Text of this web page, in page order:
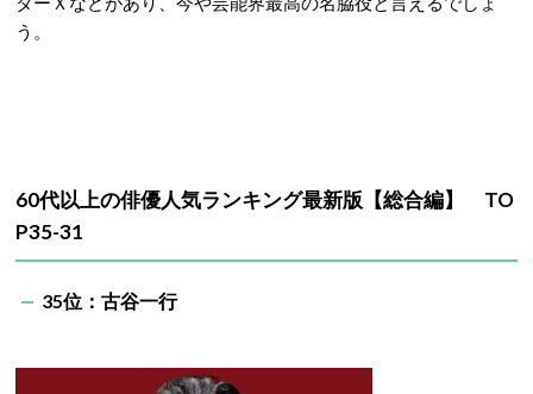
う。
60代以上の俳優人気ランキング最新版【総合編】 TO
P35-31
35位：古谷一行